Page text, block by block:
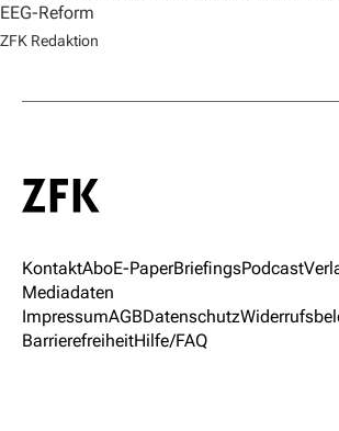
EEG-Reform
ZFK Redaktion
KontaktAboE-PaperBriefingsPodcast
Mediadaten
ImpressumAGBDatenschutz
BarrierefreiheitHilfe/FAQ